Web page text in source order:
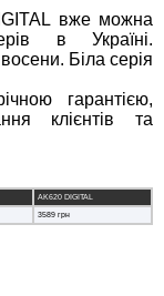
вже можна
в Україні.
Біла серія
гарантією,
клієнтів та
AK620 DIGITAL
3589 грн